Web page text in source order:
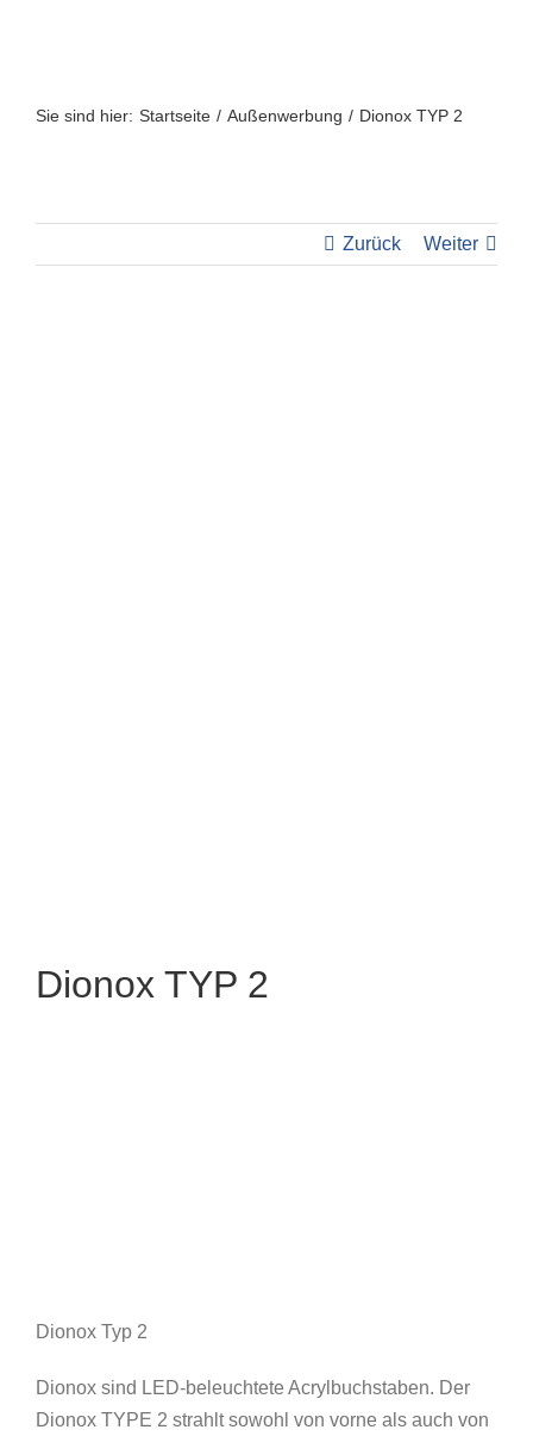
Sie sind hier: Startseite Außenwerbung Dionox TYP 2
Zurück Weiter
Dionox TYP 2
Dionox Typ 2
Dionox sind LED-beleuchtete Acrylbuchstaben. Der
Dionox TYPE 2 strahlt sowohl von vorne als auch von